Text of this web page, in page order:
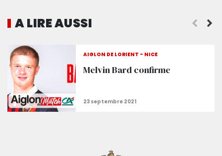
A LIRE AUSSI
AIGLON DE LORIENT - NICE
Melvin Bard confirme